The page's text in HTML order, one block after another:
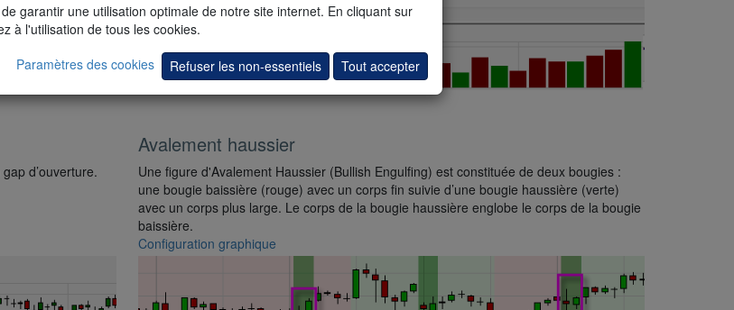
d’ouverture.
Avalement haussier
Une figure d'Avalement Haussier (Bullish Engulfing) est constituée de deux bougies :
une bougie baissière (rouge) avec un corps fin suivie d’une bougie haussière (verte)
avec un corps plus large. Le corps de la bougie haussière englobe le corps de la bougie
baissière.
Configuration graphique
garantir une utilisation optimale de notre site internet. En cliquant sur
à l'utilisation de tous les cookies.
Paramètres des cookies
Refuser les non-essentiels Tout accepter